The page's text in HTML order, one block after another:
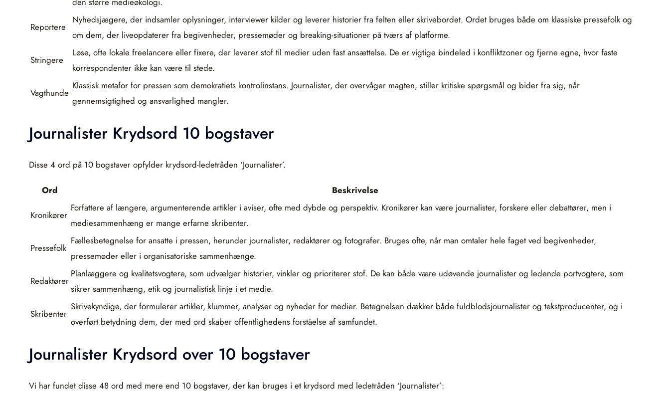
Reportere
Nyhedsjægere, der indsamler oplysninger, interviewer kilder og leverer historier fra felten eller skrivebordet. Ordet bruges både om klassiske pressefolk og
om dem, der liveopdaterer fra begivenheder, pressemøder og breaking-situationer på tværs af platforme.
Stringere
Løse, ofte lokale freelancere eller fixere, der leverer stof til medier uden fast ansættelse. De er vigtige bindeled i konfliktzoner og fjerne egne, hvor faste
korrespondenter ikke kan være til stede.
Vagthunde
Klassisk metafor for pressen som demokratiets kontrolinstans. Journalister, der overvåger magten, stiller kritiske spørgsmål og bider fra sig, når
gennemsigtighed og ansvarlighed mangler.
Journalister Krydsord 10 bogstaver
Disse 4 ord på 10 bogstaver opfylder krydsord-ledetråden ‘Journalister’.
Ord Beskrivelse
Kronikører
Forfattere af længere, argumenterende artikler i aviser, ofte med dybde og perspektiv. Kronikører kan være journalister, forskere eller debattører, men i
mediesammenhæng er mange erfarne skribenter.
Pressefolk
Fællesbetegnelse for ansatte i pressen, herunder journalister, redaktører og fotografer. Bruges ofte, når man omtaler hele faget ved begivenheder,
pressemøder eller i organisatoriske sammenhænge.
Redaktører
Planlæggere og kvalitetsvogtere, som udvælger historier, vinkler og prioriterer stof. De kan både være udøvende journalister og ledende portvogtere, som
sikrer sammenhæng, etik og journalistisk linje i et medie.
Skribenter
Skrivekyndige, der formulerer artikler, klummer, analyser og nyheder for medier. Betegnelsen dækker både fuldblodsjournalister og tekstproducenter, og i
overført betydning dem, der med ord skaber offentlighedens forståelse af samfundet.
Journalister Krydsord over 10 bogstaver
Vi har fundet disse 48 ord med mere end 10 bogstaver, der kan bruges i et krydsord med ledetråden ‘Journalister’: